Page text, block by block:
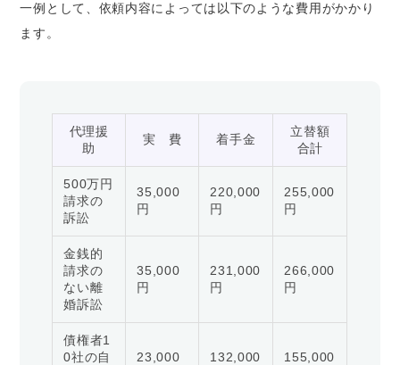
一例として、依頼内容によっては以下のような費用がかかり
ます。
代理援
助
実 費 着手金
立替額
合計
500万円
請求の
訴訟
35,000
円
220,000
円
255,000
円
金銭的
請求の
ない離
婚訴訟
35,000
円
231,000
円
266,000
円
債権者1
0社の自
23,000
132,000
155,000